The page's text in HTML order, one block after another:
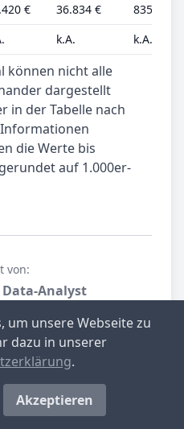
€ 36.834 €
835 €
k.A. k.A.
können nicht alle
dargestellt
in der Tabelle nach
die Werte bis
auf 1.000er-
von:
Analyst
Beitrag
um unsere Webseite zu
dazu in unserer
.
Akzeptieren